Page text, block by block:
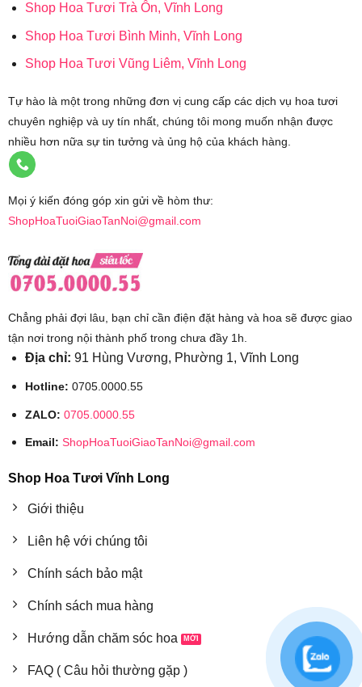
Shop Hoa Tươi Trà Ôn, Vĩnh Long
Shop Hoa Tươi Bình Minh, Vĩnh Long
Shop Hoa Tươi Vũng Liêm, Vĩnh Long
Tự hào là một trong những đơn vị cung cấp các dịch vụ hoa tươi
chuyên nghiệp và uy tín nhất, chúng tôi mong muốn nhận được
nhiều hơn nữa sự tin tưởng và ủng hộ của khách hàng.
Mọi ý kiến đóng góp xin gửi về hòm thư:
ShopHoaTuoiGiaoTanNoi@gmail.com
Chẳng phải đợi lâu, bạn chỉ cần điện đặt hàng và hoa sẽ được giao
tận nơi trong nội thành phố trong chưa đầy 1h.
Địa chỉ: 91 Hùng Vương, Phường 1, Vĩnh Long
Hotline: 0705.0000.55
ZALO: 0705.0000.55
Email: ShopHoaTuoiGiaoTanNoi@gmail.com
Shop Hoa Tươi Vĩnh Long
Giới thiệu
Liên hệ với chúng tôi
Chính sách bảo mật
Chính sách mua hàng
Hướng dẫn chăm sóc hoa
FAQ ( Câu hỏi thường gặp )